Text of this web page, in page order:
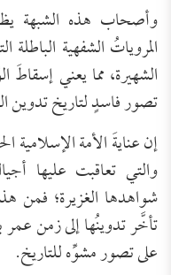
وأصحاب هذه الشبهة
المروياتُ الشفهية
الشهيرة، مما يعني إسقاطَ
تصور فاسدٍ لتاريخ تدوين
إن عنايةَ الأمة الإسلامية
والتي تعاقبت عليها
شواهدها الغزيرة؛ فمن
تأخَّر تدوينُها إلى زمن عمر
على تصور مشوِّه للتاريخ.